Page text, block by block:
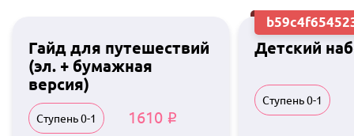
Гайд для путешествий
(эл. + бумажная
версия)
Ступень 0-1 1610 i
Детский
Ступень 0-1